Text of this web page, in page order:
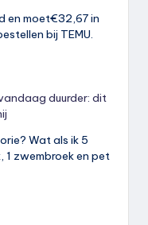
en moet€32,67 in
bij TEMU.
duurder: dit
Wat als ik 5
1 zwembroek en pet